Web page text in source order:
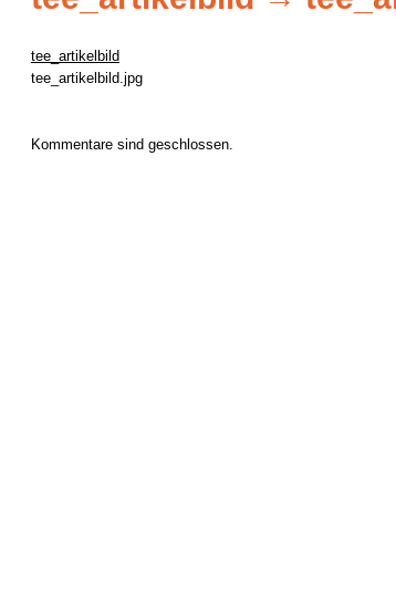
tee_artikelbild
tee_artikelbild.jpg
Kommentare sind geschlossen.